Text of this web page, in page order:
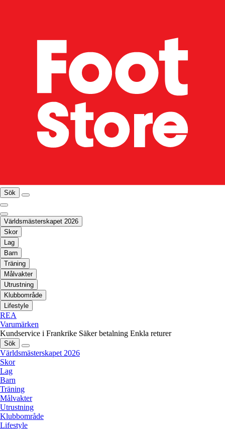
Sök
Världsmästerskapet 2026
Skor
Lag
Barn
Träning
Målvakter
Utrustning
Klubbområde
Lifestyle
REA
Varumärken
Kundservice i Frankrike Säker betalning Enkla returer
Sök
Världsmästerskapet 2026
Skor
Lag
Barn
Träning
Målvakter
Utrustning
Klubbområde
Lifestyle